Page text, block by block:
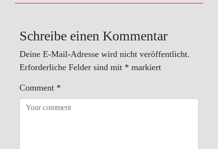
Schreibe einen Kommentar
Deine E-Mail-Adresse wird nicht veröffentlicht.
Erforderliche Felder sind mit * markiert
Comment *